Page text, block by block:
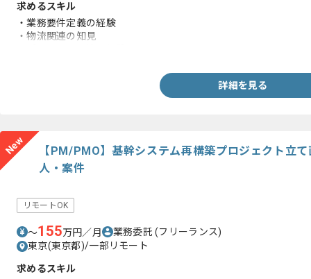
求めるスキル
・業務要件定義の経験
・物流関連の知見
詳細を見る
New
【PM/PMO】基幹システム再構築プロジェクト立
人・案件
リモートOK
〜155万円／月 業務委託(フリーランス)
東京(東京都)/一部リモート
求めるスキル